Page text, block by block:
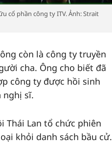
cổ phần công ty ITV. Ảnh: Strait
còn là công ty truyền
cha. Ông cho biết đã
công ty được hồi sinh
nghị sĩ.
Thái Lan tổ chức phiên
khỏi danh sách bầu cử.